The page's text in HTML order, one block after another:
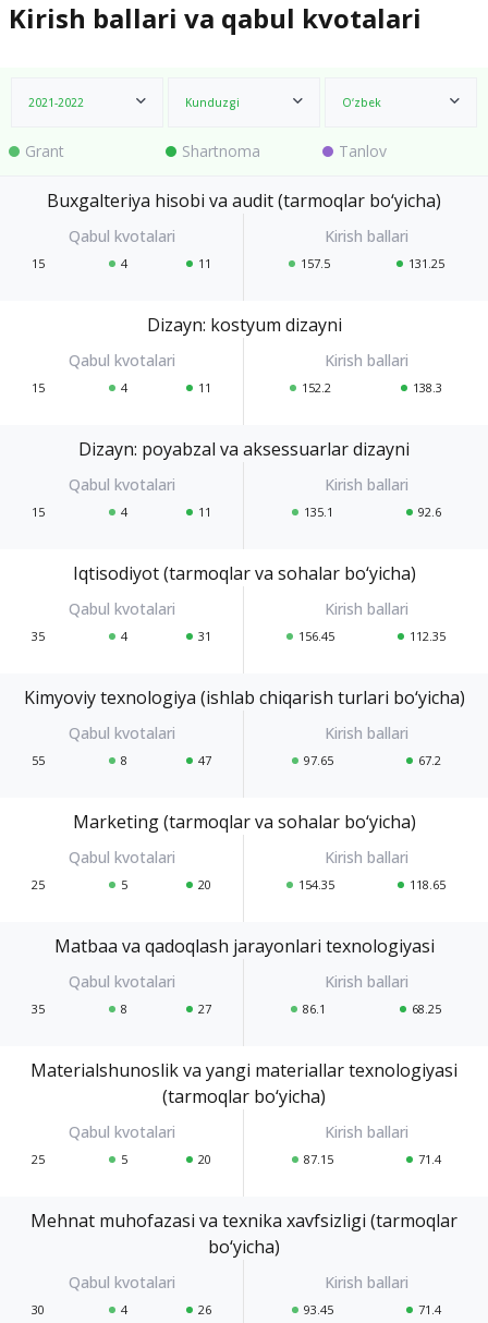
Kirish ballari va qabul kvotalari
2021-2022 Kunduzgi O‘zbek
Grant Shartnoma Tanlov
Buxgalteriya hisobi va audit (tarmoqlar bo‘yicha)
15 4 11 157.5 131.25
Dizayn: kostyum dizayni
15 4 11 152.2 138.3
Dizayn: poyabzal va aksessuarlar dizayni
15 4 11 135.1 92.6
Iqtisodiyot (tarmoqlar va sohalar bo‘yicha)
35 4 31 156.45 112.35
Kimyoviy texnologiya (ishlab chiqarish turlari bo‘yicha)
55 8 47 97.65 67.2
Marketing (tarmoqlar va sohalar bo‘yicha)
25 5 20 154.35 118.65
Matbaa va qadoqlash jarayonlari texnologiyasi
35 8 27 86.1 68.25
Materialshunoslik va yangi materiallar texnologiyasi
(tarmoqlar bo‘yicha)
25 5 20 87.15 71.4
Mehnat muhofazasi va texnika xavfsizligi (tarmoqlar
bo‘yicha)
30 4 26 93.45 71.4